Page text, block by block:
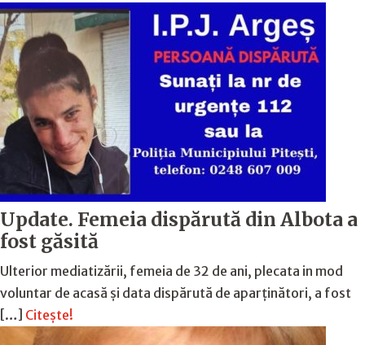
Update. Femeia dispărută din Albota a
fost găsită
Ulterior mediatizării, femeia de 32 de ani, plecata in mod
voluntar de acasă și data dispărută de aparținători, a fost
[…] Citește!